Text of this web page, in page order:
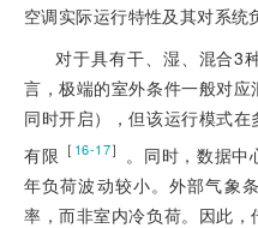
空调实际运行特性及其对系统
对于具有干、湿、混合3
言，极端的室外条件一般对
同时开启），但该运行模式
有限 ［ 16-17］
。同时，数据中
年负荷波动较小。外部气象
率，而非室内冷负荷。因此